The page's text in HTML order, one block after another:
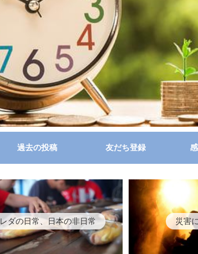
過去の投稿 友だち登録
レダの日常、日本の非日常 災害